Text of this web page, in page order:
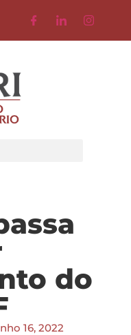
do
16, 2022